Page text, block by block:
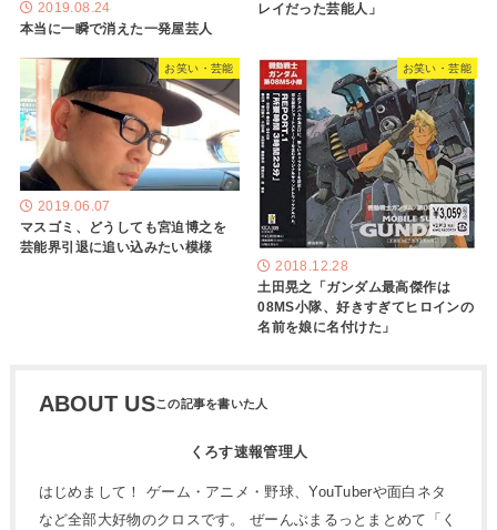
2019.08.24
本当に一瞬で消えた一発屋芸人
レイだった芸能人」
お笑い・芸能
2019.06.07
マスゴミ、どうしても宮迫博之を
芸能界引退に追い込みたい模様
お笑い・芸能
2018.12.28
土田晃之「ガンダム最高傑作は
08MS小隊、好きすぎてヒロインの
名前を娘に名付けた」
ABOUT US
くろす速報管理人
はじめまして！ ゲーム・アニメ・野球、YouTuberや面白ネタ
など全部大好物のクロスです。 ぜーんぶまるっとまとめて「く